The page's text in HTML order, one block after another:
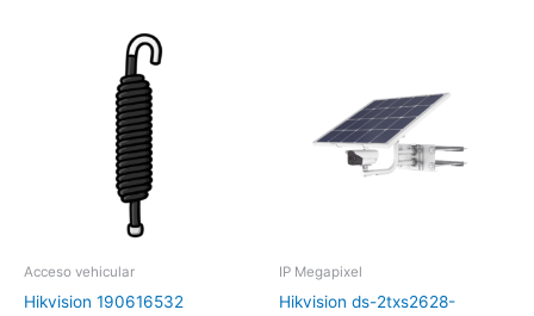
Acceso vehicular
Hikvision 190616532
IP Megapixel
Hikvision ds-2txs2628-